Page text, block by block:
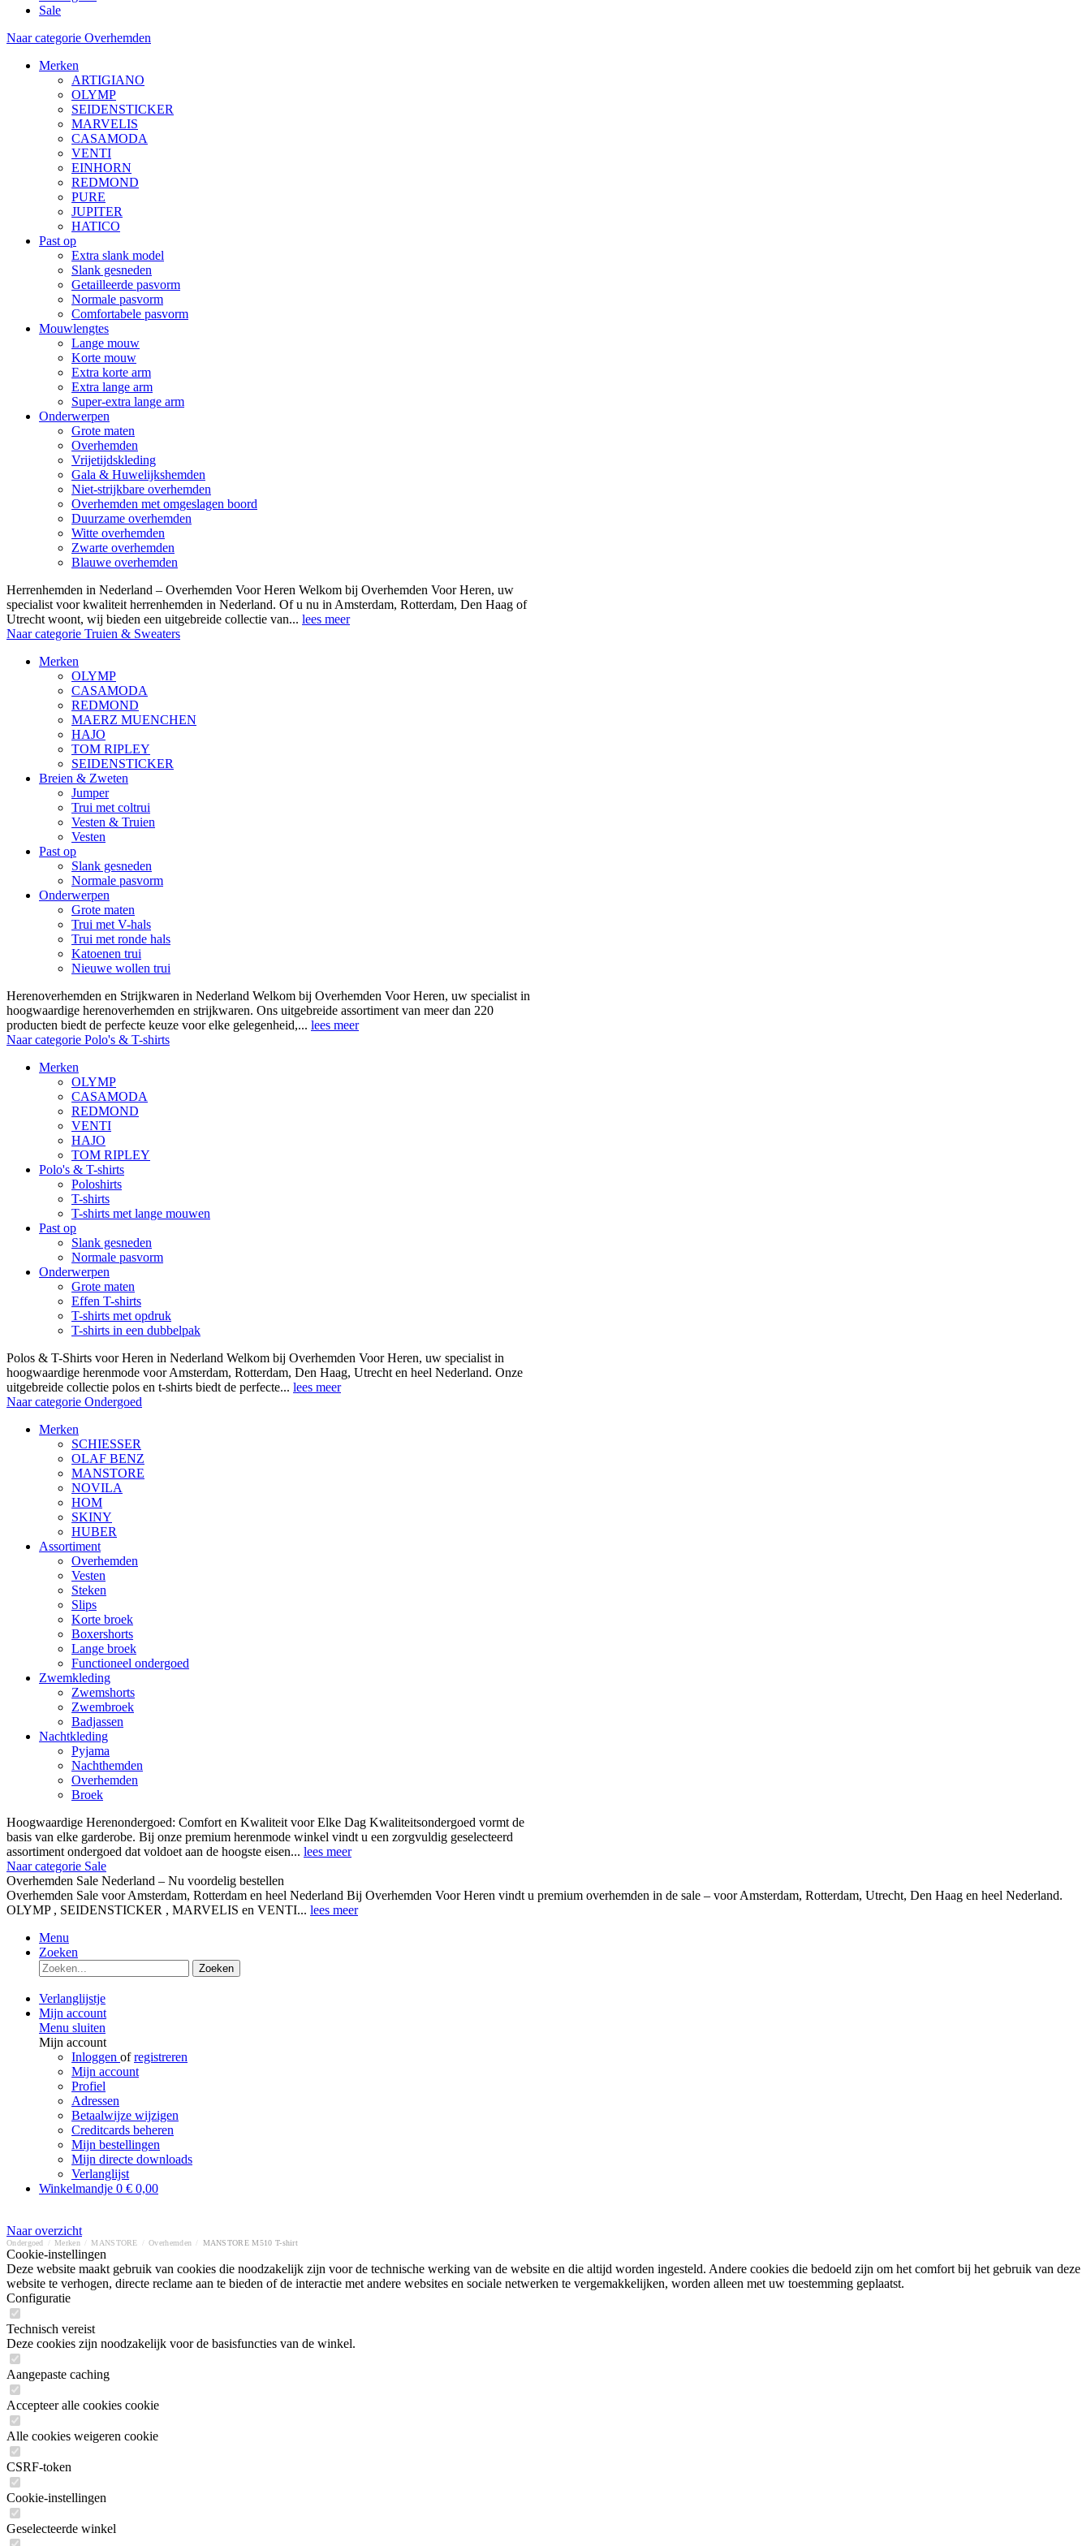
Sale
Naar categorie Overhemden
Merken
ARTIGIANO
OLYMP
SEIDENSTICKER
MARVELIS
CASAMODA
VENTI
EINHORN
REDMOND
PURE
JUPITER
HATICO
Past op
Extra slank model
Slank gesneden
Getailleerde pasvorm
Normale pasvorm
Comfortabele pasvorm
Mouwlengtes
Lange mouw
Korte mouw
Extra korte arm
Extra lange arm
Super-extra lange arm
Onderwerpen
Grote maten
Overhemden
Vrijetijdskleding
Gala & Huwelijkshemden
Niet-strijkbare overhemden
Overhemden met omgeslagen boord
Duurzame overhemden
Witte overhemden
Zwarte overhemden
Blauwe overhemden
Herrenhemden in Nederland – Overhemden Voor Heren Welkom bij Overhemden Voor Heren, uw
specialist voor kwaliteit herrenhemden in Nederland. Of u nu in Amsterdam, Rotterdam, Den Haag of
Utrecht woont, wij bieden een uitgebreide collectie van... lees meer
Naar categorie Truien & Sweaters
Merken
OLYMP
CASAMODA
REDMOND
MAERZ MUENCHEN
HAJO
TOM RIPLEY
SEIDENSTICKER
Breien & Zweten
Jumper
Trui met coltrui
Vesten & Truien
Vesten
Past op
Slank gesneden
Normale pasvorm
Onderwerpen
Grote maten
Trui met V-hals
Trui met ronde hals
Katoenen trui
Nieuwe wollen trui
Herenoverhemden en Strijkwaren in Nederland Welkom bij Overhemden Voor Heren, uw specialist in
hoogwaardige herenoverhemden en strijkwaren. Ons uitgebreide assortiment van meer dan 220
producten biedt de perfecte keuze voor elke gelegenheid,... lees meer
Naar categorie Polo's & T-shirts
Merken
OLYMP
CASAMODA
REDMOND
VENTI
HAJO
TOM RIPLEY
Polo's & T-shirts
Poloshirts
T-shirts
T-shirts met lange mouwen
Past op
Slank gesneden
Normale pasvorm
Onderwerpen
Grote maten
Effen T-shirts
T-shirts met opdruk
T-shirts in een dubbelpak
Polos & T-Shirts voor Heren in Nederland Welkom bij Overhemden Voor Heren, uw specialist in
hoogwaardige herenmode voor Amsterdam, Rotterdam, Den Haag, Utrecht en heel Nederland. Onze
uitgebreide collectie polos en t-shirts biedt de perfecte... lees meer
Naar categorie Ondergoed
Merken
SCHIESSER
OLAF BENZ
MANSTORE
NOVILA
HOM
SKINY
HUBER
Assortiment
Overhemden
Vesten
Steken
Slips
Korte broek
Boxershorts
Lange broek
Functioneel ondergoed
Zwemkleding
Zwemshorts
Zwembroek
Badjassen
Nachtkleding
Pyjama
Nachthemden
Overhemden
Broek
Hoogwaardige Herenondergoed: Comfort en Kwaliteit voor Elke Dag Kwaliteitsondergoed vormt de
basis van elke garderobe. Bij onze premium herenmode winkel vindt u een zorgvuldig geselecteerd
assortiment ondergoed dat voldoet aan de hoogste eisen... lees meer
Naar categorie Sale
Overhemden Sale Nederland – Nu voordelig bestellen
Overhemden Sale voor Amsterdam, Rotterdam en heel Nederland Bij Overhemden Voor Heren vindt u premium overhemden in de sale – voor Amsterdam, Rotterdam, Utrecht, Den Haag en heel Nederland.
OLYMP , SEIDENSTICKER , MARVELIS en VENTI... lees meer
Menu
Zoeken
Zoeken
Verlanglijstje
Mijn account
Menu sluiten
Mijn account
Inloggen ofregistreren
Mijn account
Profiel
Adressen
Betaalwijze wijzigen
Creditcards beheren
Mijn bestellingen
Mijn directe downloads
Verlanglijst
Winkelmandje 0 € 0,00
Naar overzicht
Ondergoed Merken MANSTORE Overhemden MANSTORE M510 T-shirt
Cookie-instellingen
Deze website maakt gebruik van cookies die noodzakelijk zijn voor de technische werking van de website en die altijd worden ingesteld. Andere cookies die bedoeld zijn om het comfort bij het gebruik van deze
website te verhogen, directe reclame aan te bieden of de interactie met andere websites en sociale netwerken te vergemakkelijken, worden alleen met uw toestemming geplaatst.
Configuratie
Technisch vereist
Deze cookies zijn noodzakelijk voor de basisfuncties van de winkel.
Aangepaste caching
Accepteer alle cookies cookie
Alle cookies weigeren cookie
CSRF-token
Cookie-instellingen
Geselecteerde winkel